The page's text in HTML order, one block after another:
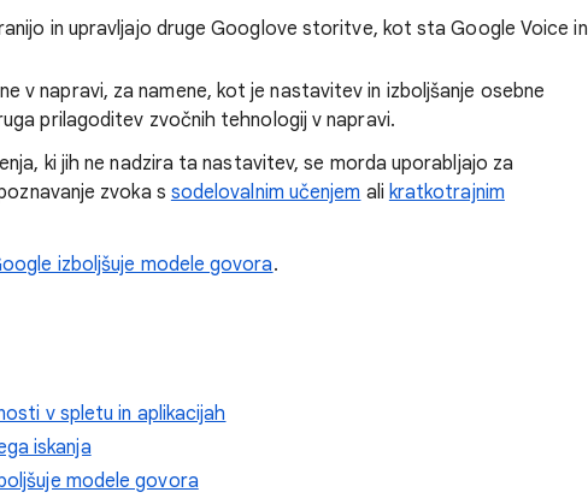
in upravljajo druge Googlove storitve, kot sta Google Voice in
v napravi, za namene, kot je nastavitev in izboljšanje osebne
prilagoditev zvočnih tehnologij v napravi.
ki jih ne nadzira ta nastavitev, se morda uporabljajo za
zvoka s sodelovalnim učenjem ali kratkotrajnim
izboljšuje modele govora.
v spletu in aplikacijah
iskanja
modele govora